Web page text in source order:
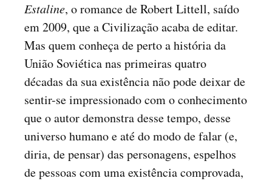
Estaline, o romance de Robert Littell, saído
em 2009, que a Civilização acaba de editar.
Mas quem conheça de perto a história da
União Soviética nas primeiras quatro
décadas da sua existência não pode deixar de
sentir-se impressionado com o conhecimento
que o autor demonstra desse tempo, desse
universo humano e até do modo de falar (e,
diria, de pensar) das personagens, espelhos
de pessoas com uma existência comprovada,